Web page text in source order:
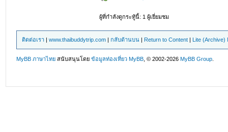
ผู้ที่กำลังดูกระทู้นี้: 1 ผู้เยี่ยมชม
ติดต่อเรา |www.thaibuddytrip.com |กลับด้านบน | Return to Content | Lite (Archive)
MyBB ภาษาไทย สนับสนุนโดยข้อมูลท่องเที่ยว MyBB , © 2002-2026MyBB Group